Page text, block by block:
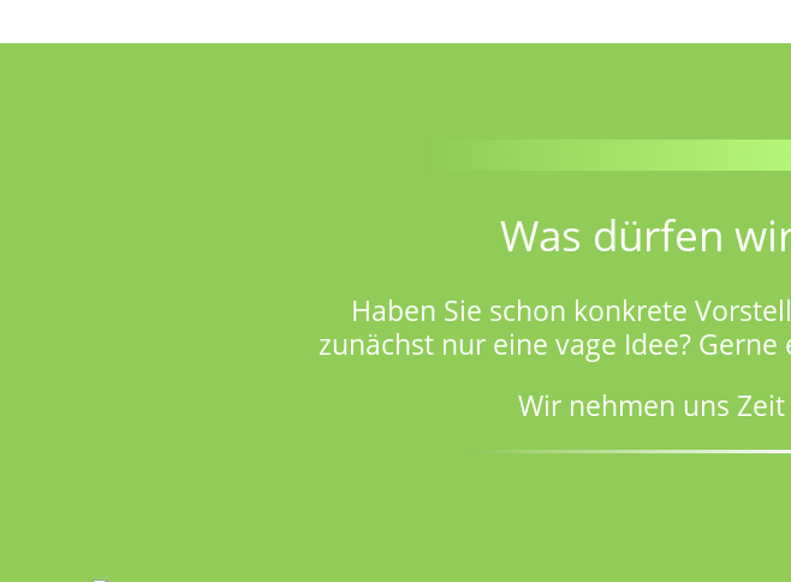
Was dürfen
Haben Sie schon konkrete
zunächst nur eine vage Idee?
Wir nehmen uns